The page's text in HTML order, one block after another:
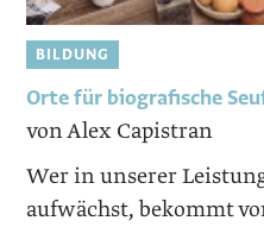
BILDUNG
Orte für biografische
von Alex Capistran
Wer in unserer
aufwächst, bekommt